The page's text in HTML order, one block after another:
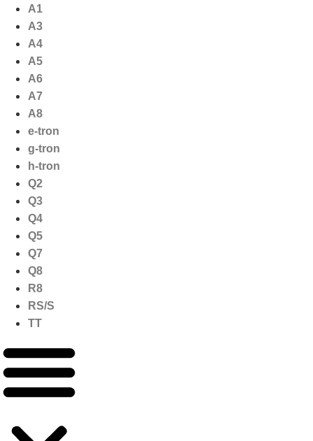
naar
inhoud
A1
A3
A4
A5
A6
A7
A8
e-tron
g-tron
h-tron
Q2
Q3
Q4
Q5
Q7
Q8
R8
RS/S
TT